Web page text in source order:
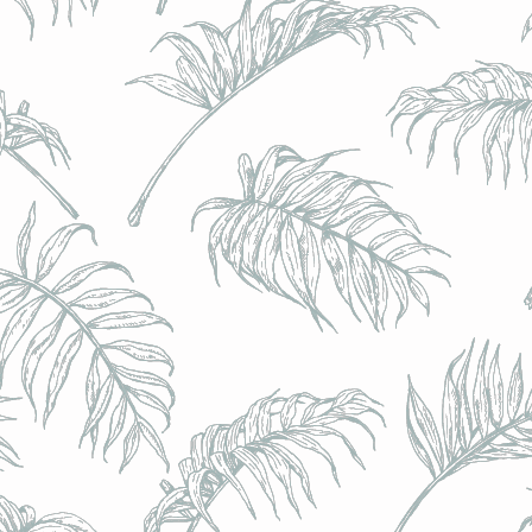
BRULO (UK) - King For A Day NEIPA - (Sans
BRULO (UK) - King For A Day NEIPA - (Sans
Achat immédiat